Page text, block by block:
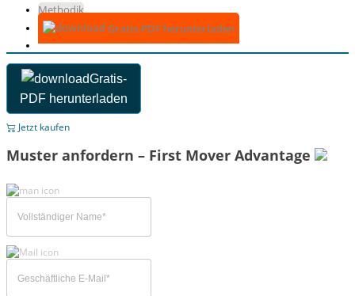
Methodik
Gratis-PDF herunterladen
Gratis-
PDF herunterladen
Jetzt kaufen
Muster anfordern – First Mover Advantage